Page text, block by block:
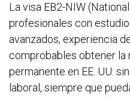
La visa EB2-NIW
profesionales con
avanzados, experiencia
comprobables obtener la
permanente en EE. UU.
laboral, siempre que